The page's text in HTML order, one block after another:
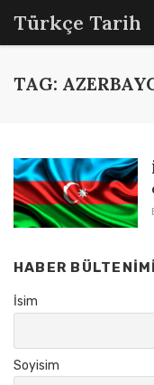
Türkçe Tarih
TAG:
HABER
İsim
Soyisim